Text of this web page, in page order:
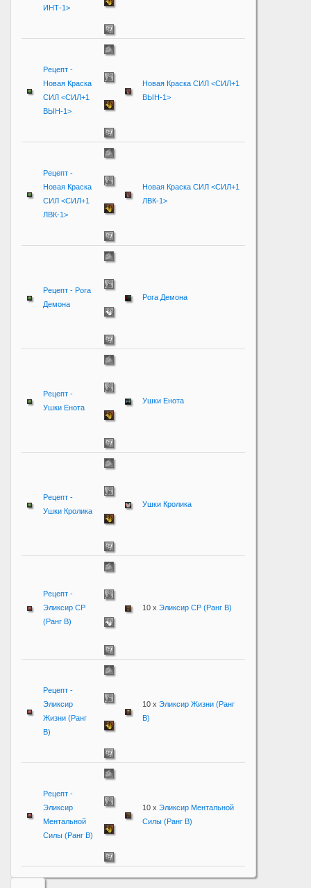
ИНТ-1>
Рецепт -
Новая Краска
СИЛ <СИЛ+1
ВЫН-1>
Новая Краска СИЛ <СИЛ+1
ВЫН-1>
Рецепт -
Новая Краска
СИЛ <СИЛ+1
ЛВК-1>
Новая Краска СИЛ <СИЛ+1
ЛВК-1>
Рецепт - Рога
Демона
Рога Демона
Рецепт -
Ушки Енота
Ушки Енота
Рецепт -
Ушки Кролика
Ушки Кролика
Рецепт -
Эликсир CP
(Ранг B)
10 x Эликсир CP (Ранг B)
Рецепт -
Эликсир
Жизни (Ранг
B)
10 x Эликсир Жизни (Ранг
B)
Рецепт -
Эликсир
Ментальной
Силы (Ранг B)
10 x Эликсир Ментальной
Силы (Ранг B)